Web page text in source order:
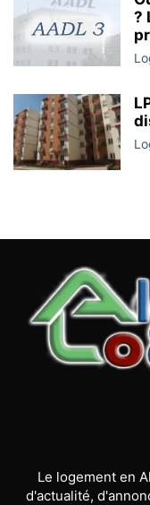
?
Le logement en
d'actualité,